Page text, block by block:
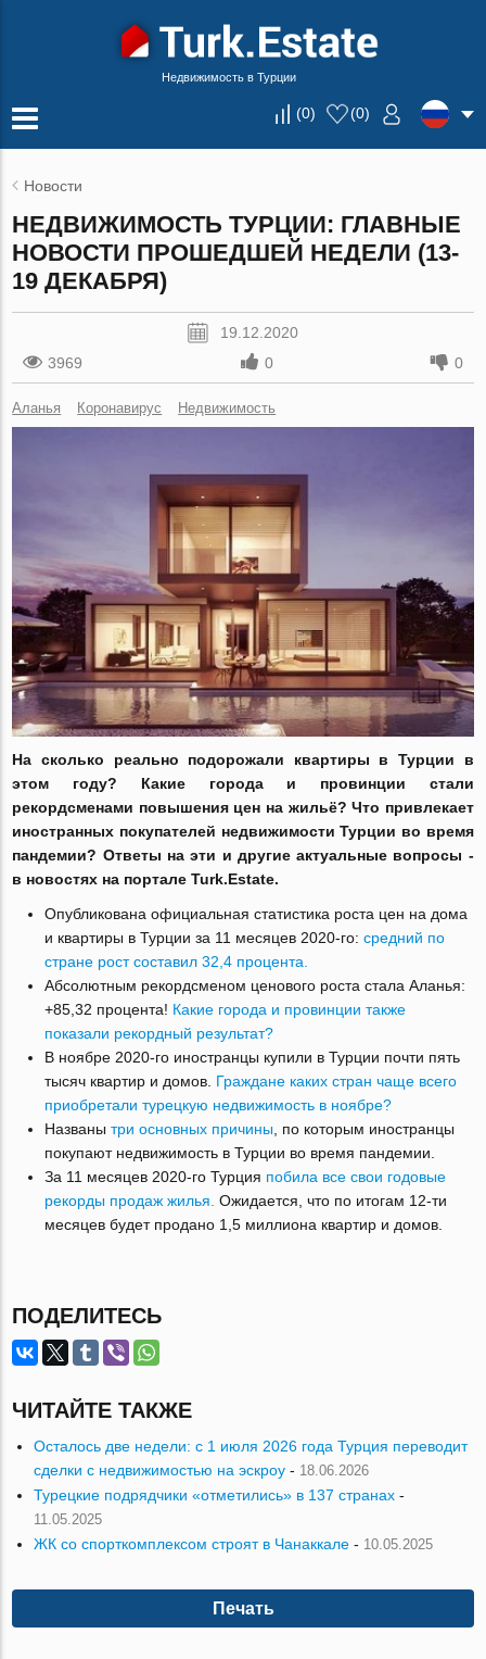
Недвижимость в Турции
(0) (0)
Новости
НЕДВИЖИМОСТЬ ТУРЦИИ: ГЛАВНЫЕ
НОВОСТИ ПРОШЕДШЕЙ НЕДЕЛИ (13-
19 ДЕКАБРЯ)
19.12.2020
3969
0 0
Аланья Коронавирус Недвижимость
На сколько реально подорожали квартиры в Турции в
этом году? Какие города и провинции стали
рекордсменами повышения цен на жильё? Что привлекает
иностранных покупателей недвижимости Турции во время
пандемии? Ответы на эти и другие актуальные вопросы -
в новостях на портале Turk.Estate.
Опубликована официальная статистика роста цен на дома
и квартиры в Турции за 11 месяцев 2020-го:средний по
стране рост составил 32,4 процента.
Абсолютным рекордсменом ценового роста стала Аланья:
+85,32 процента! Какие города и провинции также
показали рекордный результат?
В ноябре 2020-го иностранцы купили в Турции почти пять
тысяч квартир и домов. Граждане каких стран чаще всего
приобретали турецкую недвижимость в ноябре?
Названытри основных причины , по которым иностранцы
покупают недвижимость в Турции во время пандемии.
За 11 месяцев 2020-го Турция побила все свои годовые
рекорды продаж жилья. Ожидается, что по итогам 12-ти
месяцев будет продано 1,5 миллиона квартир и домов.
ПОДЕЛИТЕСЬ
ЧИТАЙТЕ ТАКЖЕ
Осталось две недели: с 1 июля 2026 года Турция переводит
сделки с недвижимостью на эскроу - 18.06.2026
Турецкие подрядчики «отметились» в 137 странах -
11.05.2025
ЖК со спорткомплексом строят в Чанаккале - 10.05.2025
Печать